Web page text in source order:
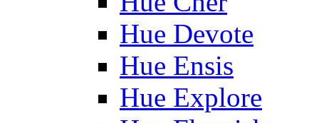
Hue Devote
Hue Ensis
Hue Explore